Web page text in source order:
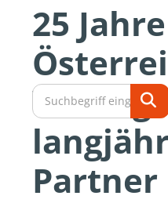
25
Partner